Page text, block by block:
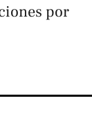
por